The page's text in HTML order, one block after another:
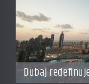
Dubaj